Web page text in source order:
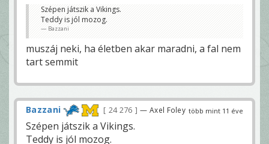
Szépen játszik a Vikings.
Teddy is jól mozog.
Bazzani
muszáj neki, ha életben akar maradni, a fal nem
tart semmit
több mint 11 éve
Bazzani 24 276 — Axel Foley
Szépen játszik a Vikings.
Teddy is jól mozog.